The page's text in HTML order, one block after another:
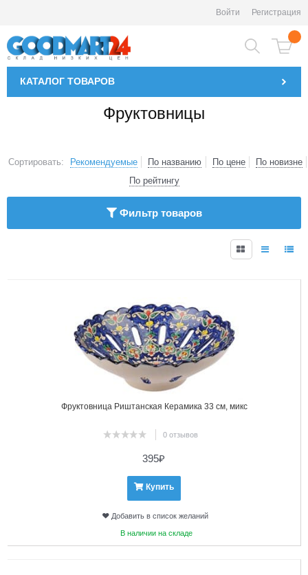
Войти Регистрация
КАТАЛОГ ТОВАРОВ
Фруктовницы
Сортировать: Рекомендуемые По названию По цене
По новизне
По рейтингу
Фильтр товаров
Фруктовница Риштанская Керамика 33 см, микс
0 отзывов
395₽
Купить
Добавить в список желаний
В наличии на складе